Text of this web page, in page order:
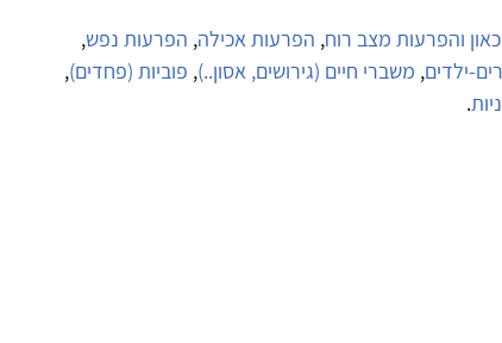
והפרעות מצב רוח, הפרעות אכילה, הפרעות נפש,
ילדים, משברי חיים (גירושים, אסון..), פוביות (פחדים),
.